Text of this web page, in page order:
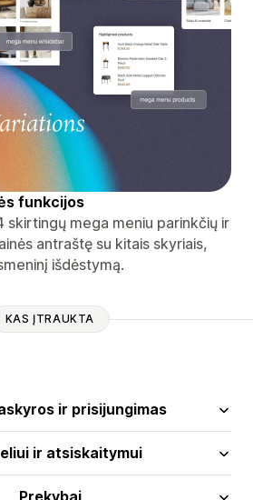
funkcijos
skirtingų mega meniu parinkčių ir
antraštę su kitais skyriais,
išdėstymą.
KAS ĮTRAUKTA
ir prisijungimas
ir atsiskaitymui
Prekybai